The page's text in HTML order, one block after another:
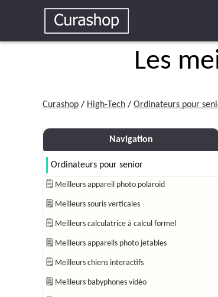
Les
Curashop / High-Tech / Ordinateurs pour
Navigation
Ordinateurs pour senior
🗒 Meilleurs appareil photo polaroid
🗒 Meilleurs souris verticales
🗒 Meilleurs calculatrice à calcul formel
🗒 Meilleurs appareils photo jetables
🗒 Meilleurs chiens interactifs
🗒 Meilleurs babyphones vidéo